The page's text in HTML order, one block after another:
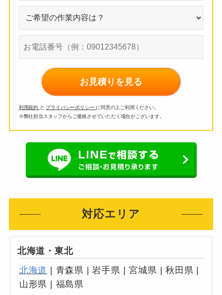
お見積りを見る
利用規約 と プライバシーポリシー に同意の上ご利用ください。
※弊社担当スタッフからご連絡させていただく場合がございます。
対応エリア
北海道・東北
北海道 | 青森県 | 岩手県 | 宮城県 | 秋田県 |
山形県 | 福島県